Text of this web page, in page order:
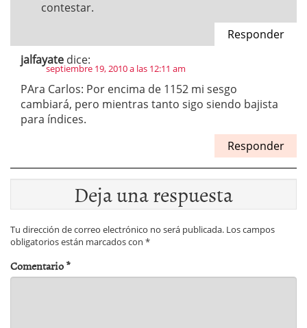
contestar.
Responder
jalfayate dice:
septiembre 19, 2010 a las 12:11 am
PAra Carlos: Por encima de 1152 mi sesgo
cambiará, pero mientras tanto sigo siendo bajista
para índices.
Responder
Deja una respuesta
Tu dirección de correo electrónico no será publicada. Los campos
obligatorios están marcados con *
Comentario*